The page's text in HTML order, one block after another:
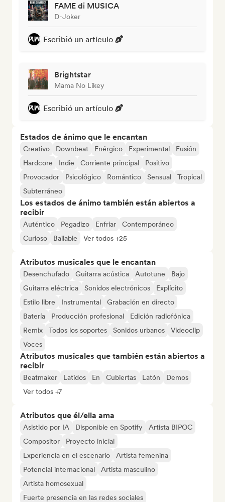
FAME di MUSICA
D-Joker
Escribió un artículo
Brightstar
Mama No Likey
Escribió un artículo
Estados de ánimo que le encantan
Creativo Downbeat Enérgico Experimental
Fusión
Hardcore
Indie Corriente principal
Positivo
Provocador
Psicológico Romántico Sensual
Tropical
Subterráneo
Los estados de ánimo también están abiertos a
recibir
Auténtico Pegadizo Enfriar
Contemporáneo
Curioso
Bailable Ver todos +25
Atributos musicales que le encantan
Desenchufado Guitarra acústica Autotune
Bajo
Guitarra eléctrica
Sonidos electrónicos
Explícito
Estilo libre
Instrumental
Grabación en directo
Batería
Producción profesional
Edición radiofónica
Remix
Todos los soportes Sonidos urbanos
Videoclip
Voces
Atributos musicales que también están abiertos a
recibir
Beatmaker Latidos En Cubiertas Latón
Demos
Ver todos +7
Atributos que él/ella ama
Asistido por IA Disponible en Spotify
Artista BIPOC
Compositor
Proyecto inicial
Experiencia en el escenario
Artista femenina
Potencial internacional
Artista masculino
Artista homosexual
Fuerte presencia en las redes sociales